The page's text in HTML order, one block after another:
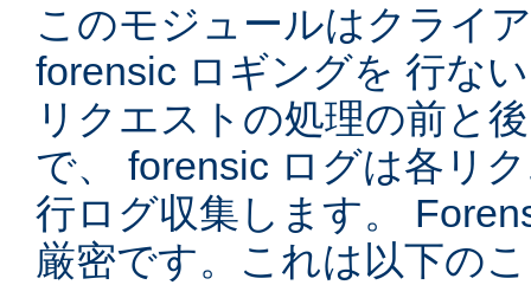
このモジュールはクライ
forensic ロギングを 行な
リクエストの処理の前と
で、 forensic ログは各リ
行ログ収集します。
厳密です。これは以下の